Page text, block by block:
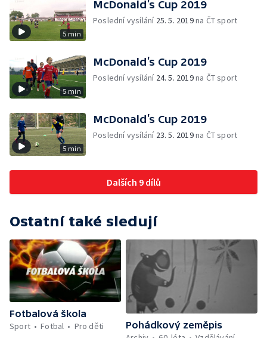
5 min
McDonald’s Cup 2019
Poslední vysílání 25. 5. 2019na ČT sport
5 min
McDonald’s Cup 2019
Poslední vysílání 24. 5. 2019na ČT sport
5 min
McDonald’s Cup 2019
Poslední vysílání 23. 5. 2019na ČT sport
Dalších 9 dílů
Ostatní také sledují
Fotbalová škola
Sport
Fotbal Pro děti
Pohádkový zeměpis